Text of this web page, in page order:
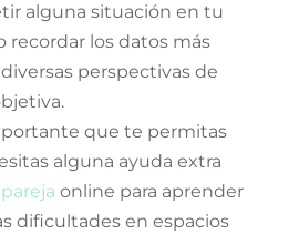
alguna situación en tu
recordar los datos más
diversas perspectivas de
que te permitas
alguna ayuda extra
online para aprender
dificultades en espacios